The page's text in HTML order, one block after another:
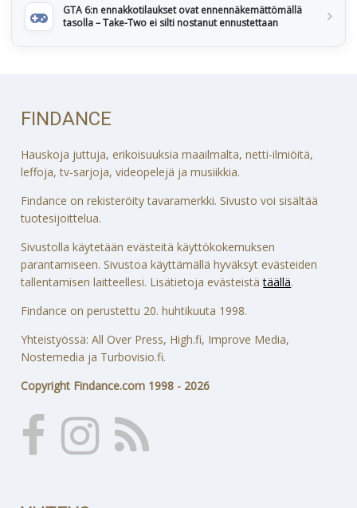
GTA 6:n ennakkotilaukset ovat ennennäkemättömällä
tasolla – Take-Two ei silti nostanut ennustettaan
FINDANCE
Hauskoja juttuja, erikoisuuksia maailmalta, netti-ilmiöitä,
leffoja, tv-sarjoja, videopelejä ja musiikkia.
Findance on rekisteröity tavaramerkki. Sivusto voi sisältää
tuotesijoittelua.
Sivustolla käytetään evästeitä käyttökokemuksen
parantamiseen. Sivustoa käyttämällä hyväksyt evästeiden
tallentamisen laitteellesi. Lisätietoja evästeistätäällä.
Findance on perustettu 20. huhtikuuta 1998.
Yhteistyössä: All Over Press, High.fi, Improve Media,
Nostemedia ja Turbovisio.fi.
Copyright Findance.com 1998 - 2026